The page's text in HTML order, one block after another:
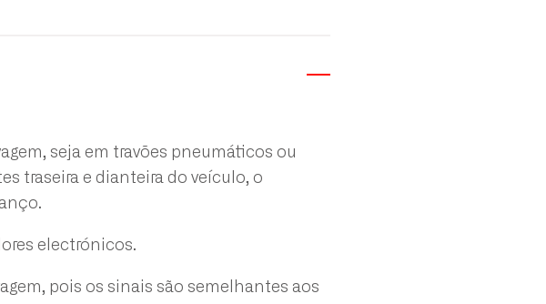
seja em travões pneumáticos ou
traseira e dianteira do veículo, o
electrónicos.
pois os sinais são semelhantes aos